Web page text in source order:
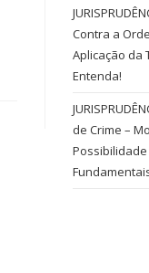
Contra a
Aplicação da
Entenda!
de Crime –
Possibilidade